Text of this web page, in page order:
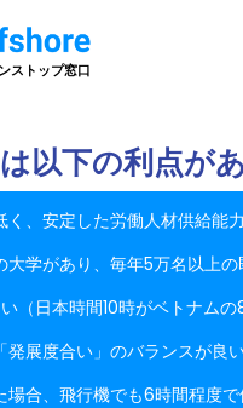
ストップ窓口
以下の利点があ
、安定した労働人材供給能力
学があり、毎年5万名以上
（日本時間10時がベトナムの
展度合い」のバランスが良い
合、飛行機でも6時間程度で